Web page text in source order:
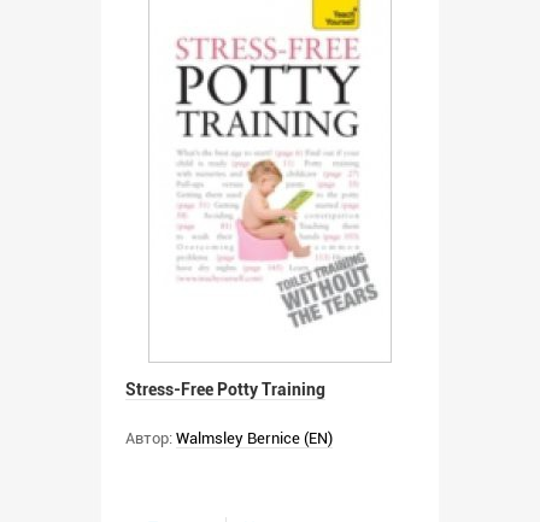
Stress-Free Potty Training
Автор: Walmsley Bernice (EN)